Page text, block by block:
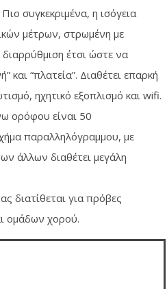
συγκεκριμένα, η ισόγεια
μέτρων, στρωμένη με
έτσι ώστε να
και “πλατεία”. Διαθέτει επαρκή
ηχητικό εξοπλισμό και wifi.
ορόφου είναι 50
παραλληλόγραμμου, με
άλλων διαθέτει μεγάλη
διατίθεται για πρόβες
ομάδων χορού.